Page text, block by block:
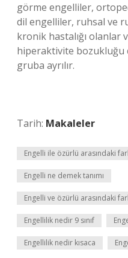
görme engelliler,
dil engelliler, ruhsal ve
kronik hastalığı olanlar
hiperaktivite bozukluğu
gruba ayrılır.
Tarih: Makaleler
Engelli ile özürlü arasındaki
Engelli ne demek tanımı
Engelli ve özürlü arasındaki
Engellilik nedir 9 sınıf
Engellilik nedir kısaca